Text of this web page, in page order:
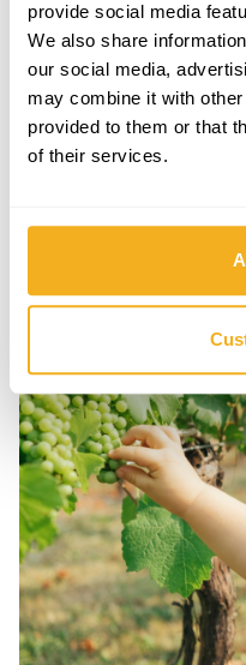
provide social media
We also share
our social media,
may combine it with
provided to them or that
of their services.
memórias inesquecíveis